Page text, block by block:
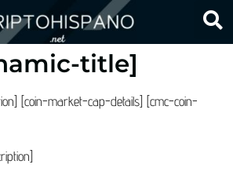
title]
[coin-market-cap-details] [cmc-coin-